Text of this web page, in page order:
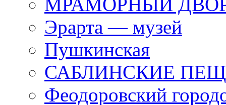
Эрарта — музей
Пушкинская
САБЛИНСКИЕ
Феодоровский